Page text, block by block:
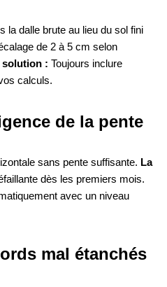
la dalle brute au lieu du sol fini
de 2 à 5 cm selon
solution : Toujours inclure
calculs.
de la pente
sans pente suffisante. La
dès les premiers mois.
avec un niveau
mal étanchés